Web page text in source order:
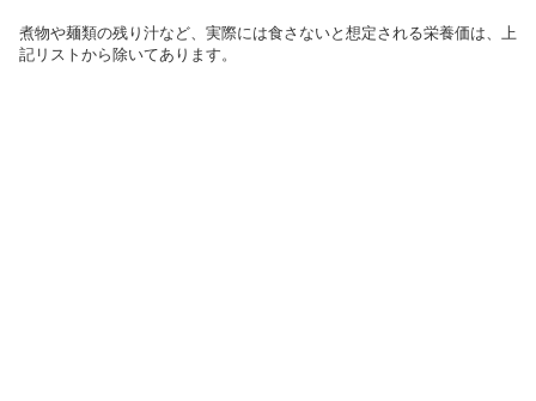
煮物や麺類の残り汁など、実際には食さないと想定される栄養価は、上
記リストから除いてあります。